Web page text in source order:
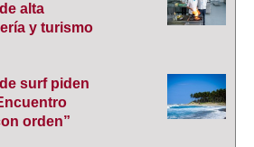
alta
y turismo
surf piden
orden”